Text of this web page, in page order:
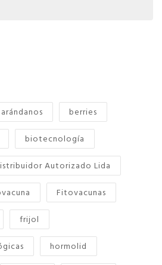
arándanos
berries
biotecnología
Autorizado Lida
Fitovacunas
frijol
hormolid